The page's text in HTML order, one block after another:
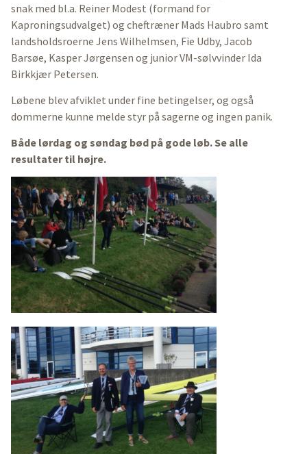
snak med bl.a. Reiner Modest (formand for
Kaproningsudvalget) og cheftræner Mads Haubro samt
landsholdsroerne Jens Wilhelmsen, Fie Udby, Jacob
Barsøe, Kasper Jørgensen og junior VM-sølvvinder Ida
Birkkjær Petersen.
Løbene blev afviklet under fine betingelser, og også
dommerne kunne melde styr på sagerne og ingen panik.
Både lørdag og søndag bød på gode løb. Se alle
resultater til højre.